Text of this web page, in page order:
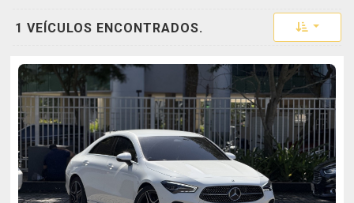
1 VEÍCULOS ENCONTRADOS. Toggle